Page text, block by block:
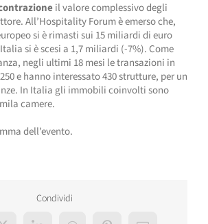
il valore complessivo degli
All’Hospitality Forum è emerso che,
si è rimasti sui 15 miliardi di euro
si è scesi a 1,7 miliardi (-7%). Come
negli ultimi 18 mesi le transazioni in
e hanno interessato 430 strutture, per un
In Italia gli immobili coinvolti sono
camere.
dell’evento.
Condividi